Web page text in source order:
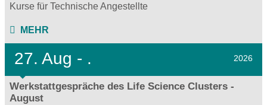
Kurse für Technische Angestellte
MEHR
27. Aug - . 2026
Werkstattgespräche des Life Science Clusters -
August